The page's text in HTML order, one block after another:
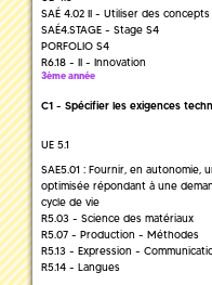
SAÉ 4.02 II - Utiliser des
SAÉ4.STAGE - Stage S4
PORFOLIO S4
R6.18 - II - Innovation
3ème année
C1 - Spécifier les exigences
UE 5.1
SAE5.01 : Fournir, en
optimisée répondant à une
cycle de vie
R5.03 - Science des matériaux
R5.07 - Production - Méthodes
R5.13 - Expression -
R5.14 - Langues